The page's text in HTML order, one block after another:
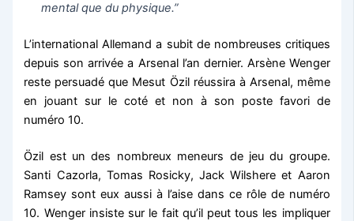
mental que du physique.”
L’international Allemand a subit de nombreuses critiques
depuis son arrivée a Arsenal l’an dernier. Arsène Wenger
reste persuadé que Mesut Özil réussira à Arsenal, même
en jouant sur le coté et non à son poste favori de
numéro 10.
Özil est un des nombreux meneurs de jeu du groupe.
Santi Cazorla, Tomas Rosicky, Jack Wilshere et Aaron
Ramsey sont eux aussi à l’aise dans ce rôle de numéro
10. Wenger insiste sur le fait qu’il peut tous les impliquer